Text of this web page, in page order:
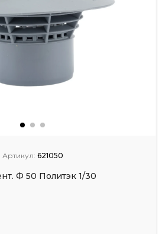
Артикул: 621050
Ф 50 Политэк 1/30